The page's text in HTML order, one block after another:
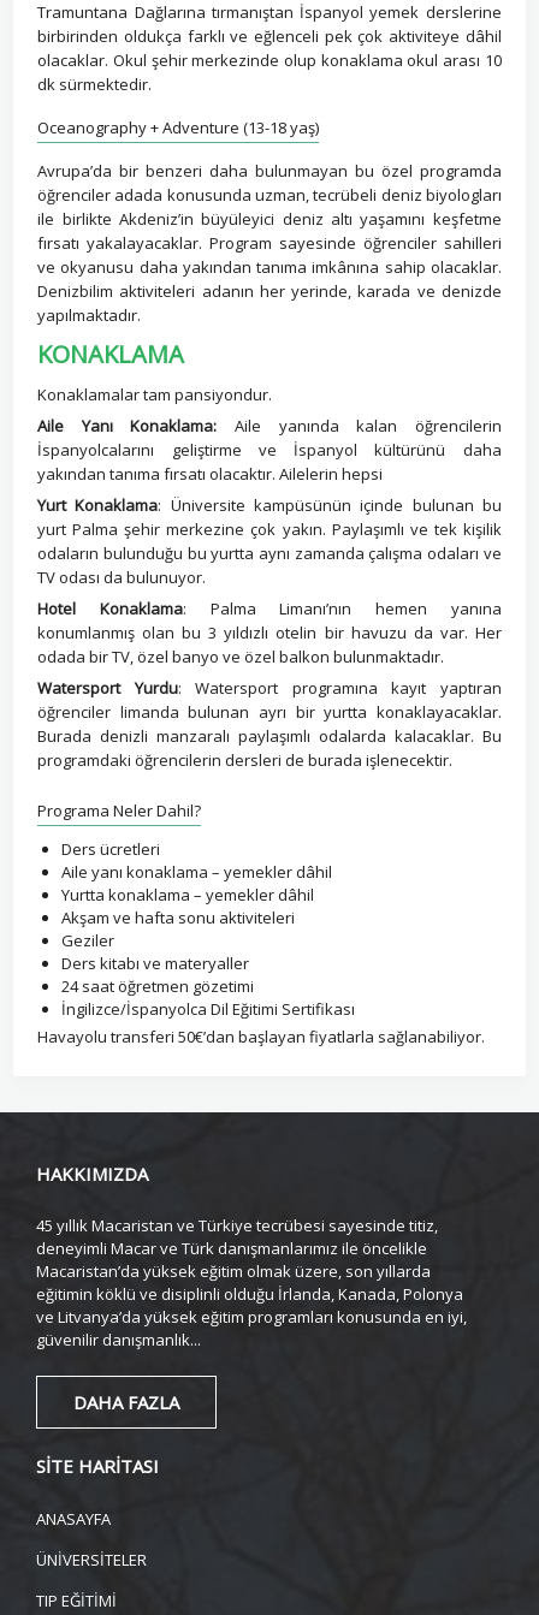
Tramuntana Dağlarına tırmanıştan İspanyol yemek derslerine
birbirinden oldukça farklı ve eğlenceli pek çok aktiviteye dâhil
olacaklar. Okul şehir merkezinde olup konaklama okul arası 10
dk sürmektedir.
Oceanography + Adventure (13-18 yaş)
Avrupa’da bir benzeri daha bulunmayan bu özel programda
öğrenciler adada konusunda uzman, tecrübeli deniz biyologları
ile birlikte Akdeniz’in büyüleyici deniz altı yaşamını keşfetme
fırsatı yakalayacaklar. Program sayesinde öğrenciler sahilleri
ve okyanusu daha yakından tanıma imkânına sahip olacaklar.
Denizbilim aktiviteleri adanın her yerinde, karada ve denizde
yapılmaktadır.
KONAKLAMA
Konaklamalar tam pansiyondur.
Aile Yanı Konaklama: Aile yanında kalan öğrencilerin
İspanyolcalarını geliştirme ve İspanyol kültürünü daha
yakından tanıma fırsatı olacaktır. Ailelerin hepsi
Yurt Konaklama: Üniversite kampüsünün içinde bulunan bu
yurt Palma şehir merkezine çok yakın. Paylaşımlı ve tek kişilik
odaların bulunduğu bu yurtta aynı zamanda çalışma odaları ve
TV odası da bulunuyor.
Hotel Konaklama: Palma Limanı’nın hemen yanına
konumlanmış olan bu 3 yıldızlı otelin bir havuzu da var. Her
odada bir TV, özel banyo ve özel balkon bulunmaktadır.
Watersport Yurdu: Watersport programına kayıt yaptıran
öğrenciler limanda bulunan ayrı bir yurtta konaklayacaklar.
Burada denizli manzaralı paylaşımlı odalarda kalacaklar. Bu
programdaki öğrencilerin dersleri de burada işlenecektir.
Programa Neler Dahil?
Ders ücretleri
Aile yanı konaklama – yemekler dâhil
Yurtta konaklama – yemekler dâhil
Akşam ve hafta sonu aktiviteleri
Geziler
Ders kitabı ve materyaller
24 saat öğretmen gözetimi
İngilizce/İspanyolca Dil Eğitimi Sertifikası
Havayolu transferi 50€’dan başlayan fiyatlarla sağlanabiliyor.
HAKKIMIZDA
45 yıllık Macaristan ve Türkiye tecrübesi sayesinde titiz,
deneyimli Macar ve Türk danışmanlarımız ile öncelikle
Macaristan’da yüksek eğitim olmak üzere, son yıllarda
eğitimin köklü ve disiplinli olduğu İrlanda, Kanada, Polonya
ve Litvanya’da yüksek eğitim programları konusunda en iyi,
güvenilir danışmanlık...
DAHA FAZLA
SİTE HARİTASI
ANASAYFA
ÜNİVERSİTELER
TIP EĞİTİMİ